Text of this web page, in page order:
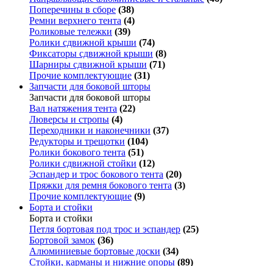
Поперечины в сборе (38)
Ремни верхнего тента (4)
Роликовые тележки (39)
Ролики сдвижной крыши (74)
Фиксаторы сдвижной крыши (8)
Шарниры сдвижной крыши (71)
Прочие комплектующие (31)
Запчасти для боковой шторы
Запчасти для боковой шторы
Вал натяжения тента (22)
Люверсы и стропы (4)
Переходники и наконечники (37)
Редукторы и трещотки (104)
Ролики бокового тента (51)
Ролики сдвижной стойки (12)
Эспандер и трос бокового тента (20)
Пряжки для ремня бокового тента (3)
Прочие комплектующие (9)
Борта и стойки
Борта и стойки
Петля бортовая под трос и эспандер (25)
Бортовой замок (36)
Алюминиевые бортовые доски (34)
Стойки, карманы и нижние опоры (89)